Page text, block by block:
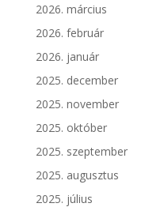
2026. március
2026. február
2026. január
2025. december
2025. november
2025. október
2025. szeptember
2025. augusztus
2025. július